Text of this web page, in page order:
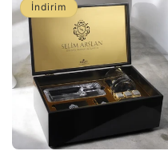
İndirim